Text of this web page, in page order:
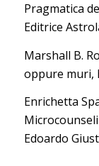
Pragmatica
Editrice
Marshall B.
oppure muri,
Enrichetta
Edoardo